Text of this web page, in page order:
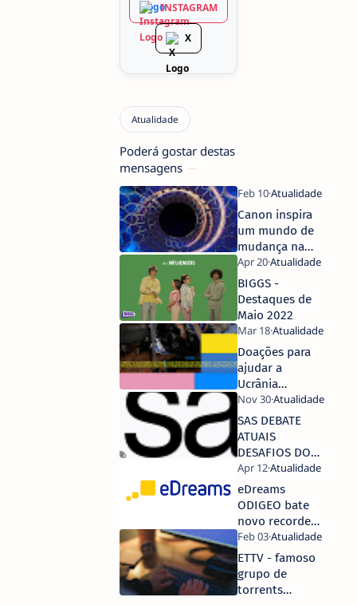
INSTAGRAM
X
Poderá gostar destas
mensagens
Canon inspira
um mundo de
mudança na
Expo 2020
Dubai
BIGGS -
Destaques de
Maio 2022
Doações para
ajudar a
Ucrânia
movem-se para
a Darknet
SAS DEBATE
ATUAIS
DESAFIOS DO
MERCADO E A
IMPORTÂNCIA
DE ANTECIPAR
O FUTURO
PARA TOMADAS
SUSTENTADAS
eDreams
ODIGEO bate
novo recorde
de vendas num
único dia
ETTV - famoso
grupo de
torrents